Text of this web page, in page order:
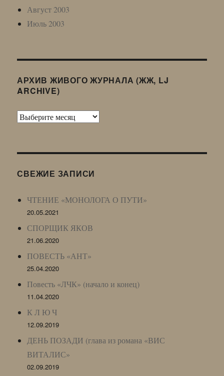
Август 2003
Июль 2003
АРХИВ ЖИВОГО ЖУРНАЛА (ЖЖ, LJ
ARCHIVE)
Архив
LJ
СВЕЖИЕ ЗАПИСИ
ЧТЕНИЕ «МОНОЛОГА О ПУТИ»
20.05.2021
СПОРЩИК ЯКОВ
21.06.2020
ПОВЕСТЬ «АНТ»
25.04.2020
Повесть «ЛЧК» (начало и конец)
11.04.2020
К Л Ю Ч
12.09.2019
ДЕНЬ ПОЗАДИ (глава из романа «ВИС
ВИТАЛИС»
02.09.2019